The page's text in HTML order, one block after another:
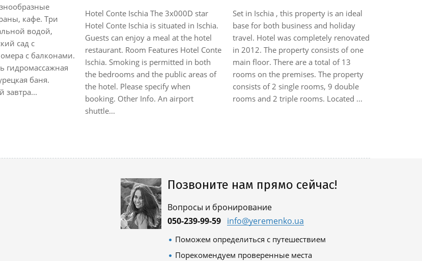
кафе. Три
водой,
сад с
с балконами.
гидромассажная
баня.
завтра...
Hotel Conte Ischia The 3x000D star
Hotel Conte Ischia is situated in Ischia.
Guests can enjoy a meal at the hotel
restaurant. Room Features Hotel Conte
Ischia. Smoking is permitted in both
the bedrooms and the public areas of
the hotel. Please specify when
booking. Other Info. An airport
shuttle...
Set in Ischia , this property is an ideal
base for both business and holiday
travel. Hotel was completely renovated
in 2012. The property consists of one
main floor. There are a total of 13
rooms on the premises. The property
consists of 2 single rooms, 9 double
rooms and 2 triple rooms. Located ...
Позвоните нам прямо сейчас!
Вопросы и бронирование
050-239-99-59 info@yeremenko.ua
Поможем определиться с путешествием
Порекомендуем проверенные места